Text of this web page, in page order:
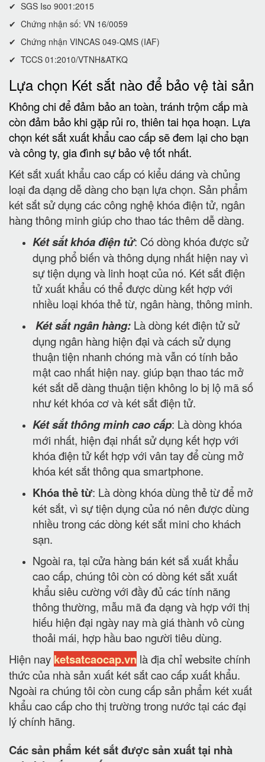
✔ SGS Iso 9001:2015
✔ Chứng nhận số: VN 16/0059
✔ Chứng nhận VINCAS 049-QMS (IAF)
✔ TCCS 01:2010/VTNH&ATKQ
Lựa chọn Két sắt nào để bảo vệ tài sản
Không chi để đảm bảo an toàn, tránh trộm cắp mà
còn đảm bảo khi gặp rủi ro, thiên tai họa hoạn. Lựa
chọn két sắt xuất khẩu cao cấp sẽ đem lại cho bạn
và công ty, gia đình sự bảo vệ tốt nhất.
Két sắt xuất khẩu cao cấp có kiểu dáng và chủng
loại đa dạng dễ dàng cho bạn lựa chọn. Sản phẩm
két sắt sử dụng các công nghệ khóa điện tử, ngân
hàng thông minh giúp cho thao tác thêm dễ dàng.
Két sắt khóa điện tử: Có dòng khóa được sử
dụng phổ biến và thông dụng nhất hiện nay vì
sự tiện dụng và linh hoạt của nó. Két sắt điện
tử xuất khẩu có thể được dùng kết hợp với
nhiều loại khóa thẻ từ, ngân hàng, thông minh.
Két sắt ngân hàng: Là dòng két điện tử sử
dụng ngân hàng hiện đại và cách sử dụng
thuận tiện nhanh chóng mà vẫn có tính bảo
mật cao nhất hiện nay. giúp bạn thao tác mở
két sắt dễ dàng thuận tiện không lo bị lộ mã số
như két khóa cơ và két sắt điện tử.
Két sắt thông minh cao cấp: Là dòng khóa
mới nhất, hiện đại nhất sử dụng kết hợp với
khóa điện tử kết hợp với vân tay để cùng mở
khóa két sắt thông qua smartphone.
Khóa thẻ từ: Là dòng khóa dùng thẻ từ để mở
két sắt, vì sự tiện dụng của nó nên được dùng
nhiều trong các dòng két sắt mini cho khách
sạn.
Ngoài ra, tại cửa hàng bán két sắ xuất khẩu
cao cấp, chúng tôi còn có dòng két sắt xuất
khẩu siêu cường với đầy đủ các tính năng
thông thường, mẫu mã đa dạng và hợp với thị
hiếu hiện đại ngày nay mà giá thành vô cùng
thoải mái, hợp hầu bao người tiêu dùng.
Hiện nay ketsatcaocap.vn là địa chỉ website chính
thức của nhà sản xuất két sắt cao cấp xuất khẩu.
Ngoài ra chúng tôi còn cung cấp sản phẩm két xuất
khẩu cao cấp cho thị trường trong nước tại các đại
lý chính hãng.
Các sản phẩm két sắt được sản xuất tại nhà